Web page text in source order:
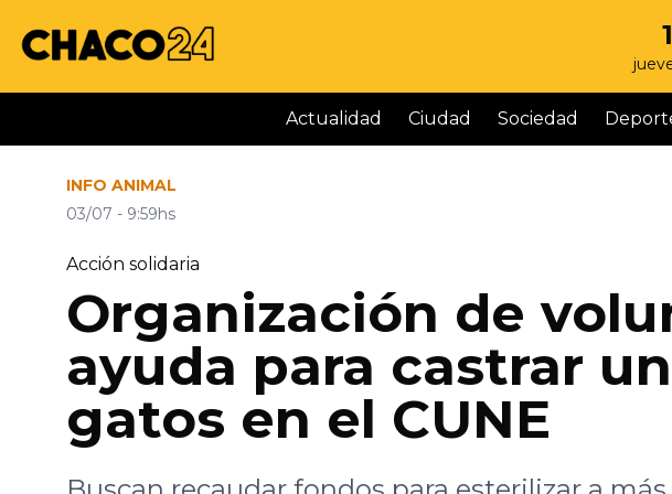
Actualidad Ciudad Sociedad
INFO ANIMAL
03/07 - 9:59hs
Acción solidaria
Organización de
ayuda para castrar
gatos en el CUNE